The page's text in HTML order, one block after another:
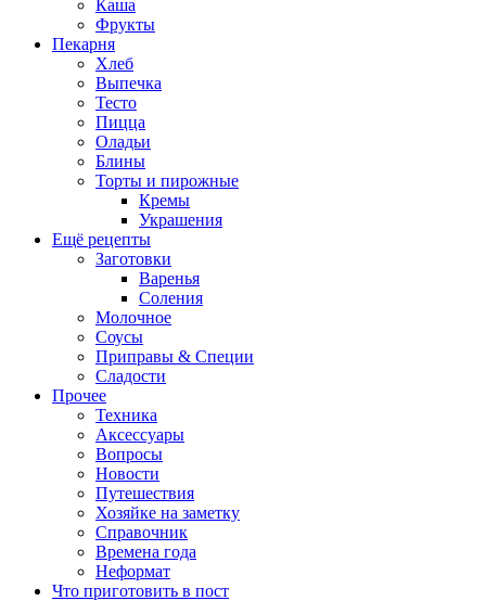
Каша
Фрукты
Пекарня
Хлеб
Выпечка
Тесто
Пицца
Оладьи
Блины
Торты и пирожные
Кремы
Украшения
Ещё рецепты
Заготовки
Варенья
Соления
Молочное
Соусы
Приправы & Специи
Сладости
Прочее
Техника
Аксессуары
Вопросы
Новости
Путешествия
Хозяйке на заметку
Справочник
Времена года
Неформат
Что приготовить в пост